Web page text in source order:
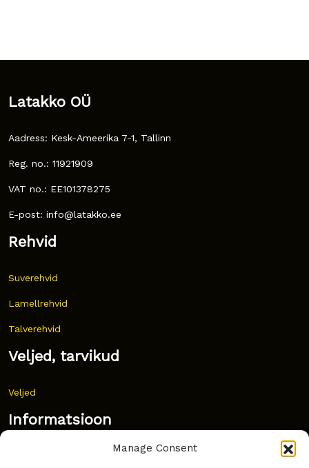
Manage Consent
Latakko OÜ
Aadress: Kesk-Ameerika 7-1, Tallinn
Reg. no.: 11921909
VAT no.: EE101378275
E-post: info@latakko.ee
Rehvid
Suverehvid
Lamellrehvid
Talverehvid
Veljed, tarvikud
Veljed
Informatsioon